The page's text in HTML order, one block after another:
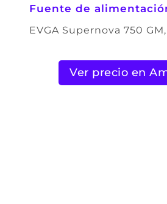
Fuente de
EVGA Supernova 750
Ver precio en